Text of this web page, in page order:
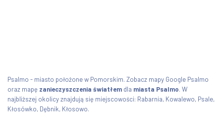
Psalmo - miasto położone w Pomorskim. Zobacz mapy Google Psalmo
oraz mapę zanieczyszczenia światłem dla miasta Psalmo. W
najbliższej okolicy znajdują się miejscowości: Rabarnia, Kowalewo, Psale,
Kłosówko, Dębnik, Kłosowo.